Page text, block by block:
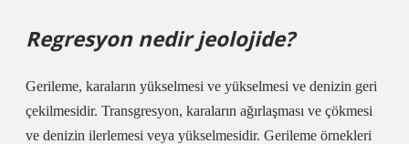
Regresyon nedir jeolojide?
Gerileme, karaların yükselmesi ve yükselmesi ve denizin geri
çekilmesidir. Transgresyon, karaların ağırlaşması ve çökmesi
ve denizin ilerlemesi veya yükselmesidir. Gerileme örnekleri